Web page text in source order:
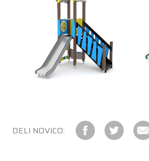
DELI NOVICO: